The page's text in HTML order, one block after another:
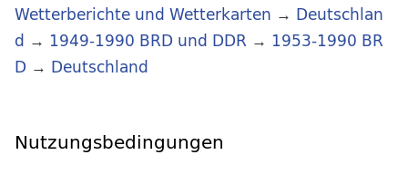
Wetterberichte und Wetterkarten → Deutschlan
d → 1949-1990 BRD und DDR → 1953-1990 BR
D → Deutschland
Nutzungsbedingungen